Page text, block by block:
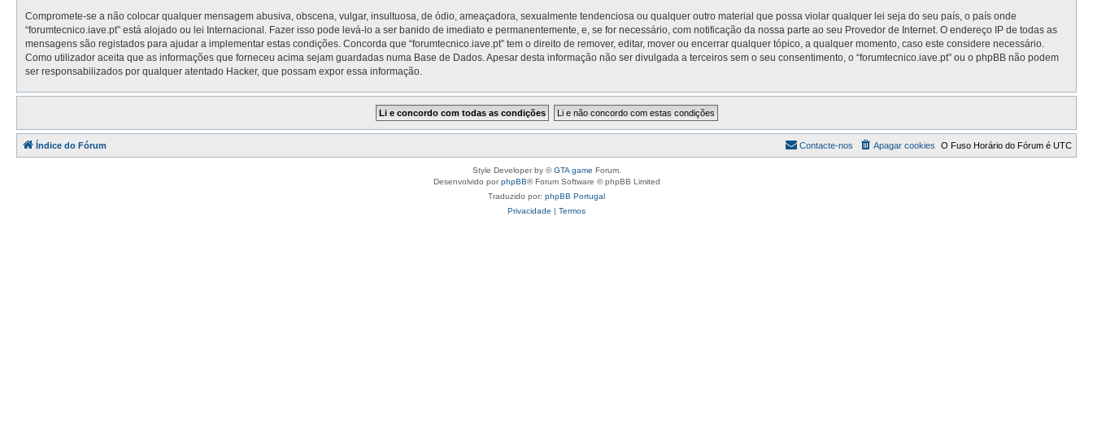
Compromete-se a não colocar qualquer mensagem abusiva, obscena, vulgar, insultuosa, de ódio, ameaçadora, sexualmente tendenciosa ou qualquer outro material que possa violar qualquer lei seja do seu país, o país onde
“forumtecnico.iave.pt” está alojado ou lei Internacional. Fazer isso pode levá-lo a ser banido de imediato e permanentemente, e, se for necessário, com notificação da nossa parte ao seu Provedor de Internet. O endereço IP de todas as
mensagens são registados para ajudar a implementar estas condições. Concorda que “forumtecnico.iave.pt” tem o direito de remover, editar, mover ou encerrar qualquer tópico, a qualquer momento, caso este considere necessário.
Como utilizador aceita que as informações que forneceu acima sejam guardadas numa Base de Dados. Apesar desta informação não ser divulgada a terceiros sem o seu consentimento, o “forumtecnico.iave.pt” ou o phpBB não podem
ser responsabilizados por qualquer atentado Hacker, que possam expor essa informação.
Índice do Fórum O Fuso Horário do Fórum é UTC
Apagar cookies
Contacte-nos
Style Developer by ©GTA game Forum.
Desenvolvido porphpBB® Forum Software © phpBB Limited
Traduzido por: phpBB Portugal
Privacidade | Termos